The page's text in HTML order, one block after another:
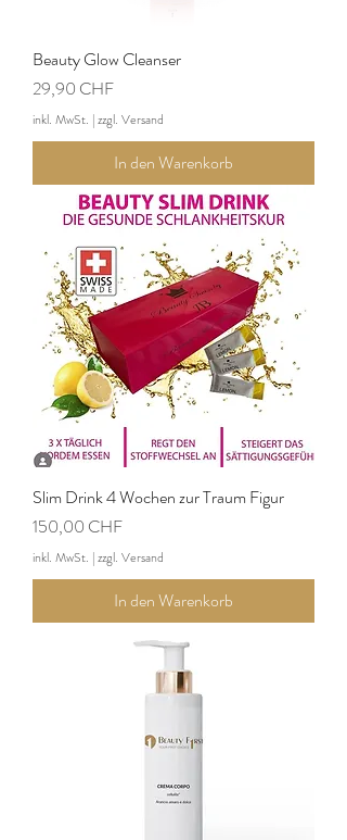
Beauty Glow Cleanser
Preis
29,90 CHF
inkl. MwSt. |zzgl. Versand
In den Warenkorb
Slim Drink 4 Wochen zur Traum Figur
Preis
150,00 CHF
inkl. MwSt. |zzgl. Versand
In den Warenkorb